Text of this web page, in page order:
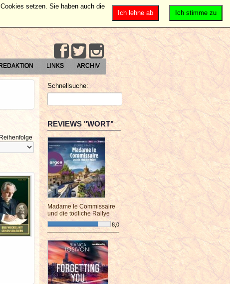
REDAKTION LINKS ARCHIV
Reihenfolge
Schnellsuche:
REVIEWS "WORT"
Madame le Commissaire
und die tödliche Rallye
8,0
¯¯¯¯¯¯¯¯¯¯¯¯¯¯¯¯¯¯¯¯¯¯¯¯
Ich stimme zu
Ich lehne ab
setzen. Sie haben auch die